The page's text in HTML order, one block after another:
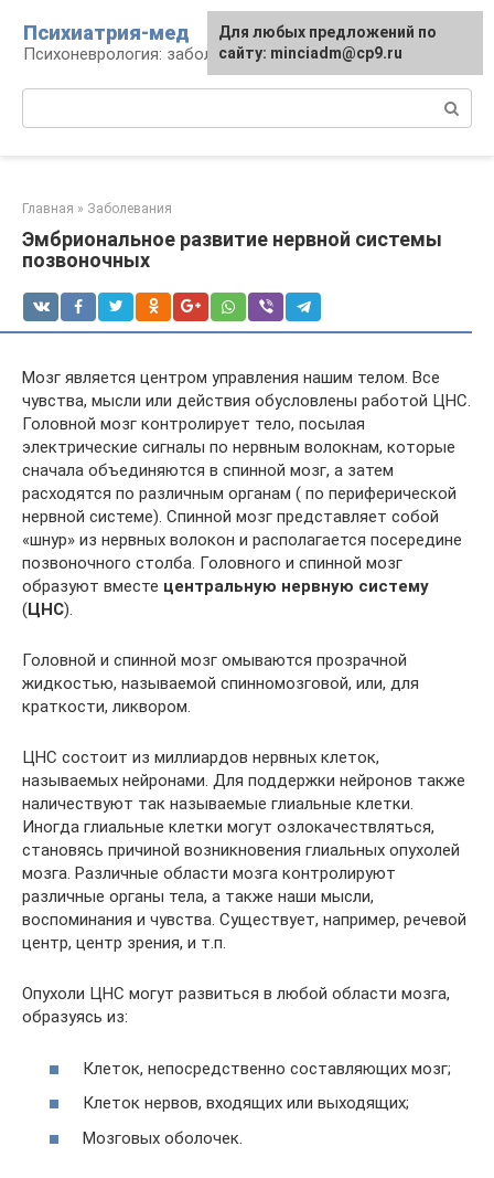
контенту
Психиатрия-мед
Психоневрология: заболевания и терапия
Главная » Заболевания
Эмбриональное развитие нервной системы
позвоночных
Мозг является центром управления нашим телом. Все
чувства, мысли или действия обусловлены работой ЦНС.
Головной мозг контролирует тело, посылая
электрические сигналы по нервным волокнам, которые
сначала объединяются в спинной мозг, а затем
расходятся по различным органам ( по периферической
нервной системе). Спинной мозг представляет собой
«шнур» из нервных волокон и располагается посередине
позвоночного столба. Головного и спинной мозг
образуют вместе центральную нервную систему
(ЦНС).
Головной и спинной мозг омываются прозрачной
жидкостью, называемой спинномозговой, или, для
краткости, ликвором.
ЦНС состоит из миллиардов нервных клеток,
называемых нейронами. Для поддержки нейронов также
наличествуют так называемые глиальные клетки.
Иногда глиальные клетки могут озлокачествляться,
становясь причиной возникновения глиальных опухолей
мозга. Различные области мозга контролируют
различные органы тела, а также наши мысли,
воспоминания и чувства. Существует, например, речевой
центр, центр зрения, и т.п.
Опухоли ЦНС могут развиться в любой области мозга,
образуясь из:
Клеток, непосредственно составляющих мозг;
Клеток нервов, входящих или выходящих;
Мозговых оболочек.
Для любых предложений по
сайту: minciadm@cp9.ru